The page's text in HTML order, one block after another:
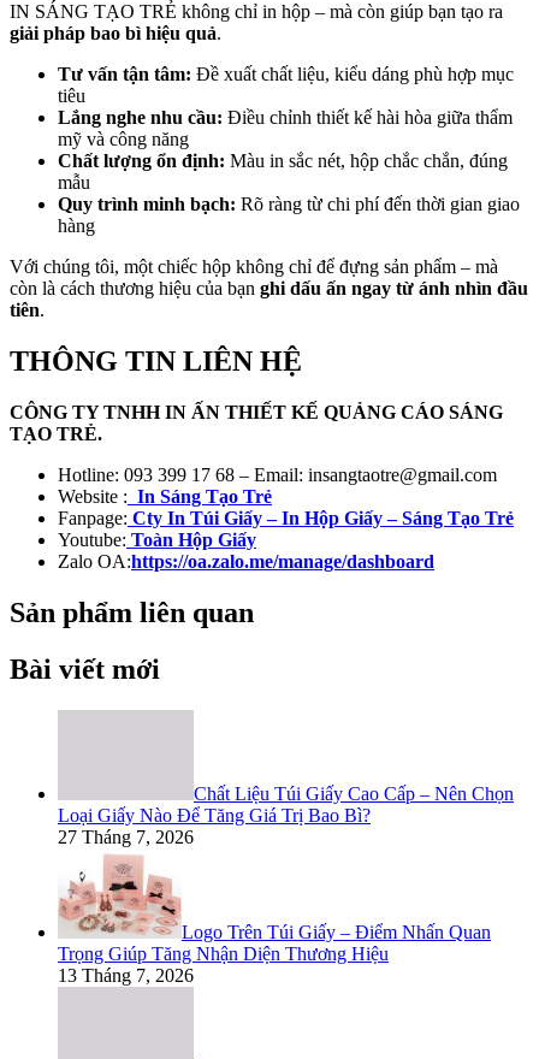
IN SÁNG TẠO TRẺ không chỉ in hộp – mà còn giúp bạn tạo ra
giải pháp bao bì hiệu quả.
Tư vấn tận tâm: Đề xuất chất liệu, kiểu dáng phù hợp mục
tiêu
Lắng nghe nhu cầu: Điều chỉnh thiết kế hài hòa giữa thẩm
mỹ và công năng
Chất lượng ổn định: Màu in sắc nét, hộp chắc chắn, đúng
mẫu
Quy trình minh bạch: Rõ ràng từ chi phí đến thời gian giao
hàng
Với chúng tôi, một chiếc hộp không chỉ để đựng sản phẩm – mà
còn là cách thương hiệu của bạn ghi dấu ấn ngay từ ánh nhìn đầu
tiên.
THÔNG TIN LIÊN HỆ
CÔNG TY TNHH IN ẤN THIẾT KẾ QUẢNG CÁO SÁNG
TẠO TRẺ.
Hotline: 093 399 17 68 – Email: insangtaotre@gmail.com
Website : In Sáng Tạo Trẻ
Fanpage: Cty In Túi Giấy – In Hộp Giấy – Sáng Tạo Trẻ
Youtube: Toàn Hộp Giấy
Zalo OA:https://oa.zalo.me/manage/dashboard
Sản phẩm liên quan
Bài viết mới
Chất Liệu Túi Giấy Cao Cấp – Nên Chọn
Loại Giấy Nào Để Tăng Giá Trị Bao Bì?
27 Tháng 7, 2026
Logo Trên Túi Giấy – Điểm Nhấn Quan
Trọng Giúp Tăng Nhận Diện Thương Hiệu
13 Tháng 7, 2026